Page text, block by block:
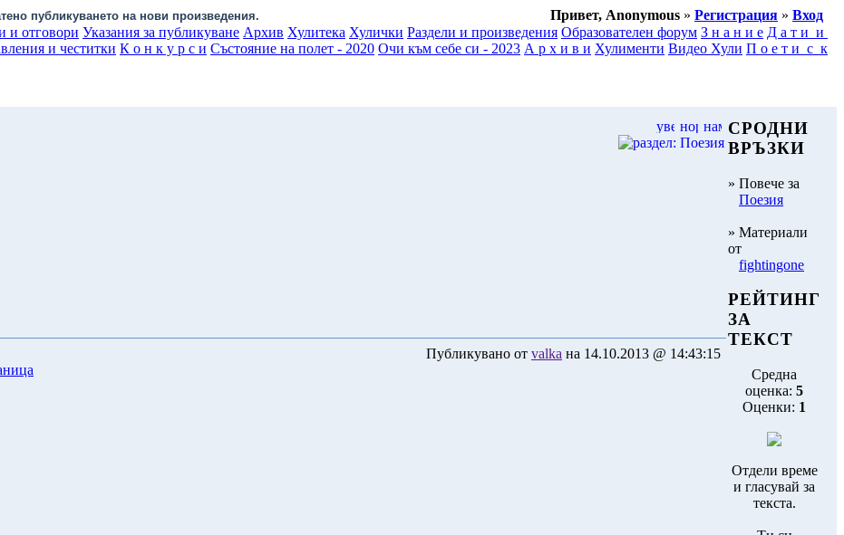
публикуването на нови произведения. Привет, Anonymous » Регистрация » Вход
и отговори Указания за публикуване Архив Хулитека Хулички Раздели и произведения Образователен форум З н а н и е Д а т и и
и честитки К о н к у р с и Състояние на полет - 2020 Очи към себе си - 2023 А р х и в и Хулименти Видео Хули П о е т и с к
Публикувано от valka на 14.10.2013 @ 14:43:15
СРОДНИ
ВРЪЗКИ
» Повече за
Поезия
» Материали
от
fightingone
РЕЙТИНГ
ЗА
ТЕКСТ
Средна
оценка: 5
Оценки: 1
Отдели време
и гласувай за
текста.